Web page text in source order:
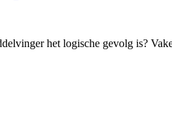
het logische gevolg is?